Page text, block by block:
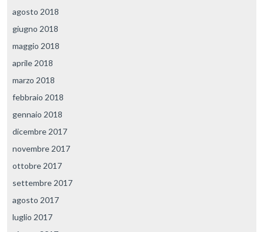
agosto 2018
giugno 2018
maggio 2018
aprile 2018
marzo 2018
febbraio 2018
gennaio 2018
dicembre 2017
novembre 2017
ottobre 2017
settembre 2017
agosto 2017
luglio 2017